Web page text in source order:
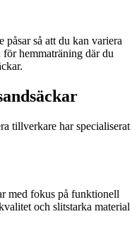
påsar så att du kan variera
hemmaträning där du
tillverkare har specialiserat
med fokus på funktionell
och slitstarka material